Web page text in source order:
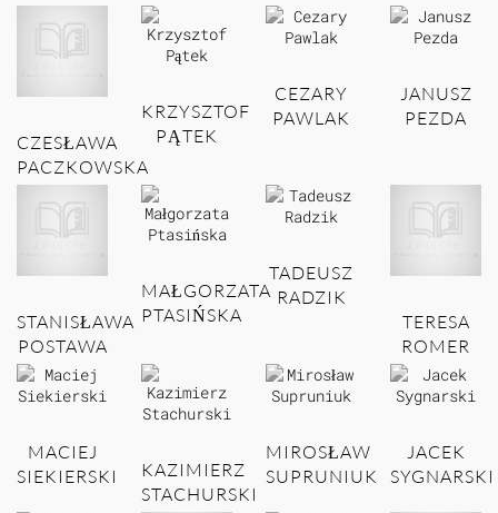
CZESŁAWA
PACZKOWSKA
KRZYSZTOF
PĄTEK
CEZARY
PAWLAK
JANUSZ
PEZDA
STANISŁAWA
POSTAWA
MAŁGORZATA
PTASIŃSKA
TADEUSZ
RADZIK
TERESA
ROMER
MACIEJ
SIEKIERSKI
KAZIMIERZ
STACHURSKI
MIROSŁAW
SUPRUNIUK
JACEK
SYGNARSKI